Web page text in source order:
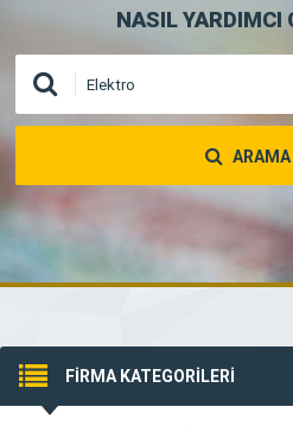
NASIL YARDIMCI
ARAMA
FİRMA KATEGORİLERİ